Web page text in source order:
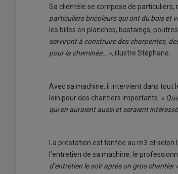
Sa clientèle se compose de particuliers,
particuliers bricoleurs qui ont du bois et
les billes en planches, bastaings,
serviront à construire des charpentes,
pour la cheminée… », illustre Stéphane.
Avec sa machine, il intervient dans tout
loin pour des chantiers importants. «
qui en auraient aussi et seraient
La prestation est tarifée au m3 et selon
l’entretien de sa machine, le
d’entretien le soir après un gros chantier